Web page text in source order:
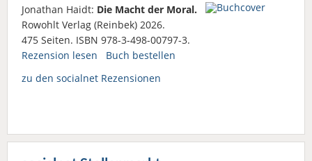
Jonathan Haidt: Die Macht der Moral.
Rowohlt Verlag (Reinbek) 2026.
475 Seiten. ISBN 978-3-498-00797-3.
Rezension lesen
Buch bestellen
zu den socialnet Rezensionen